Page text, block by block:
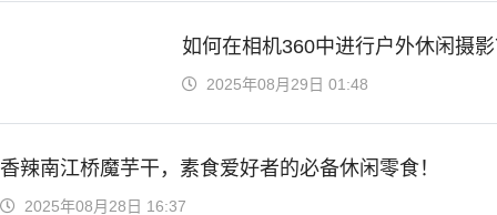
如何在相机360中进行户外休闲摄
2025年08月29日 01:48
香辣南江桥魔芋干，素食爱好者的必备休闲零食！
2025年08月28日 16:37